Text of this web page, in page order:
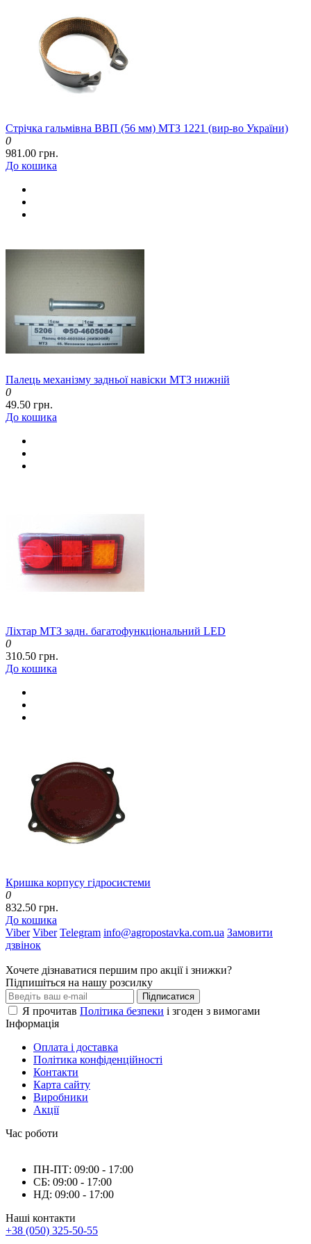
Стрічка гальмівна ВВП (56 мм) МТЗ 1221 (вир-во України)
0
981.00 грн.
До кошика
Палець механізму задньої навіски МТЗ нижній
0
49.50 грн.
До кошика
Ліхтар МТЗ задн. багатофункціональний LED
0
310.50 грн.
До кошика
Кришка корпусу гідросистеми
0
832.50 грн.
До кошика
Viber Viber Telegram info@agropostavka.com.ua Замовити
дзвінок
Хочете дізнаватися першим про акції і знижки?
Підпишіться на нашу розсилку
Підписатися
Я прочитав Політика безпеки і згоден з вимогами
Інформація
Оплата і доставка
Політика конфіденційності
Контакти
Карта сайту
Виробники
Акції
Час роботи
ПН-ПТ: 09:00 - 17:00
СБ: 09:00 - 17:00
НД: 09:00 - 17:00
Наші контакти
+38 (050) 325-50-55